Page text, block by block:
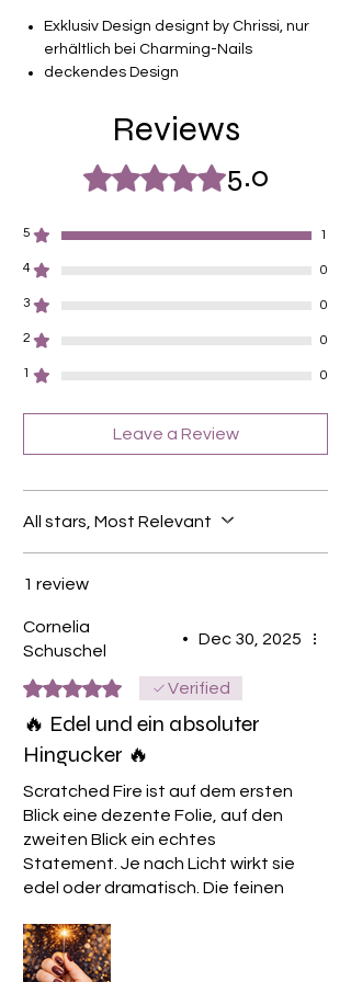
Exklusiv Design designt by Chrissi, nur
erhältlich bei Charming-Nails
deckendes Design
von unterschiedlicher Grösse (8.4mm –
Für alle Nägel geeignet
Halten bis zu 14 Tage
Kupferrot
Reviews
Rated 5 out of 5 stars.5.0
5 1
4 0
3 0
2 0
1 0
Leave a Review
All stars, Most Relevant
1 review
Cornelia
Schuschel
• Dec 30, 2025
Rated 5 out of 5 stars.Verified
🔥 Edel und ein absoluter
Hingucker 🔥
Scratched Fire ist auf dem ersten
Blick eine dezente Folie, auf den
zweiten Blick ein echtes
Statement. Je nach Licht wirkt sie
edel oder dramatisch. Die feinen
Strukturen geben Tiefe, sehen
getragen sogar noch besser aus